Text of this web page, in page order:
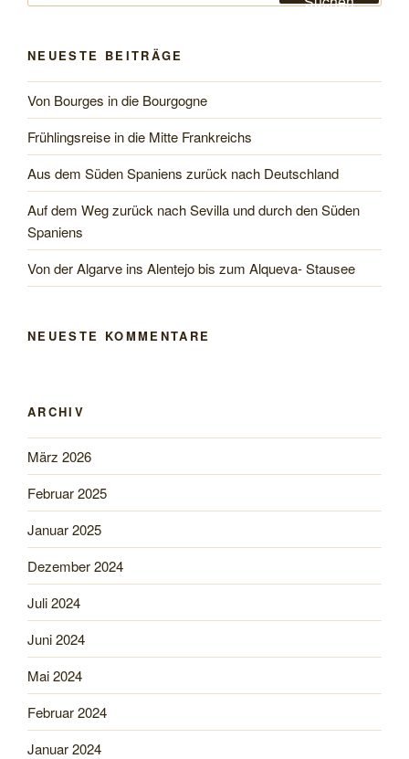
NEUESTE BEITRÄGE
Von Bourges in die Bourgogne
Frühlingsreise in die Mitte Frankreichs
Aus dem Süden Spaniens zurück nach Deutschland
Auf dem Weg zurück nach Sevilla und durch den Süden
Spaniens
Von der Algarve ins Alentejo bis zum Alqueva- Stausee
NEUESTE KOMMENTARE
ARCHIV
März 2026
Februar 2025
Januar 2025
Dezember 2024
Juli 2024
Juni 2024
Mai 2024
Februar 2024
Januar 2024